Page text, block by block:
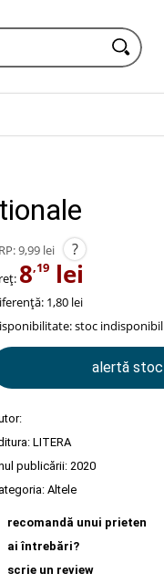
9,99 lei ?
8,19 lei
1,80 lei
stoc indisponibil
alertă stoc
LITERA
publicării:2020
Altele
recomandă unui prieten
ai întrebări?
scrie un review